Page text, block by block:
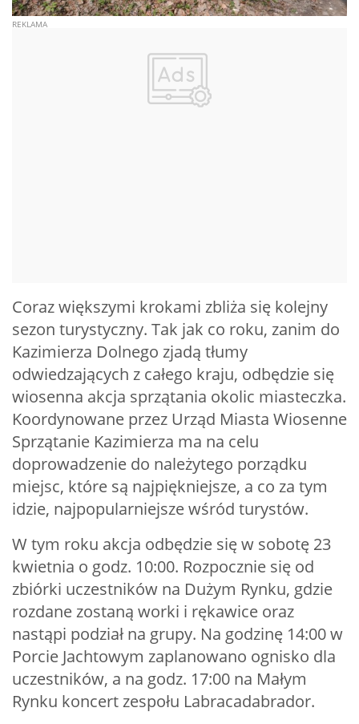
Coraz większymi krokami zbliża się kolejny
sezon turystyczny. Tak jak co roku, zanim do
Kazimierza Dolnego zjadą tłumy
odwiedzających z całego kraju, odbędzie się
wiosenna akcja sprzątania okolic miasteczka.
Koordynowane przez Urząd Miasta Wiosenne
Sprzątanie Kazimierza ma na celu
doprowadzenie do należytego porządku
miejsc, które są najpiękniejsze, a co za tym
idzie, najpopularniejsze wśród turystów.
W tym roku akcja odbędzie się w sobotę 23
kwietnia o godz. 10:00. Rozpocznie się od
zbiórki uczestników na Dużym Rynku, gdzie
rozdane zostaną worki i rękawice oraz
nastąpi podział na grupy. Na godzinę 14:00 w
Porcie Jachtowym zaplanowano ognisko dla
uczestników, a na godz. 17:00 na Małym
Rynku koncert zespołu Labracadabrador.